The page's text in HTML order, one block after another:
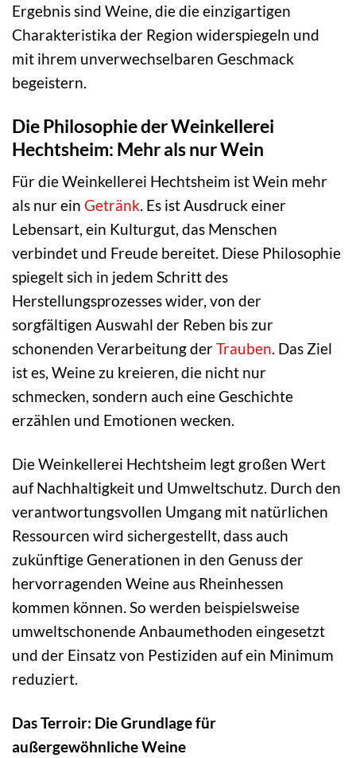
Ergebnis sind Weine, die die einzigartigen
Charakteristika der Region widerspiegeln und
mit ihrem unverwechselbaren Geschmack
begeistern.
Die Philosophie der Weinkellerei
Hechtsheim: Mehr als nur Wein
Für die Weinkellerei Hechtsheim ist Wein mehr
als nur ein Getränk. Es ist Ausdruck einer
Lebensart, ein Kulturgut, das Menschen
verbindet und Freude bereitet. Diese Philosophie
spiegelt sich in jedem Schritt des
Herstellungsprozesses wider, von der
sorgfältigen Auswahl der Reben bis zur
schonenden Verarbeitung derTrauben. Das Ziel
ist es, Weine zu kreieren, die nicht nur
schmecken, sondern auch eine Geschichte
erzählen und Emotionen wecken.
Die Weinkellerei Hechtsheim legt großen Wert
auf Nachhaltigkeit und Umweltschutz. Durch den
verantwortungsvollen Umgang mit natürlichen
Ressourcen wird sichergestellt, dass auch
zukünftige Generationen in den Genuss der
hervorragenden Weine aus Rheinhessen
kommen können. So werden beispielsweise
umweltschonende Anbaumethoden eingesetzt
und der Einsatz von Pestiziden auf ein Minimum
reduziert.
Das Terroir: Die Grundlage für
außergewöhnliche Weine